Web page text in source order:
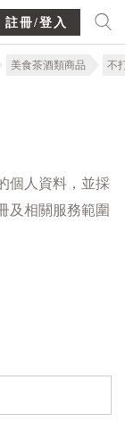
註冊/登入
美食茶酒類商品 不
個人資料，並採
及相關服務範圍